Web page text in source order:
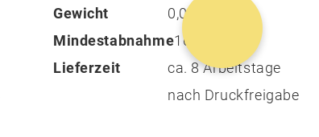
Gewicht
0,042 kg
Mindestabnahme100
Lieferzeit
ca. 8 Arbeitstage
nach Druckfreigabe